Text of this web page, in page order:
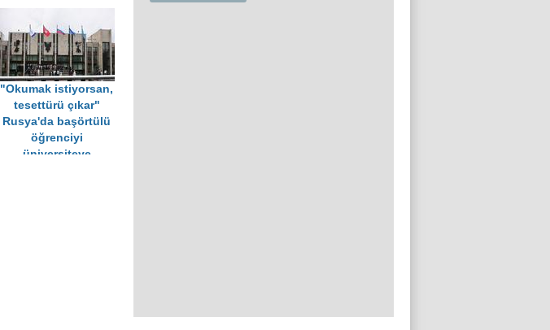
"Okumak istiyorsan,
tesettürü çıkar"
Rusya'da başörtülü
öğrenciyi
üniversiteye